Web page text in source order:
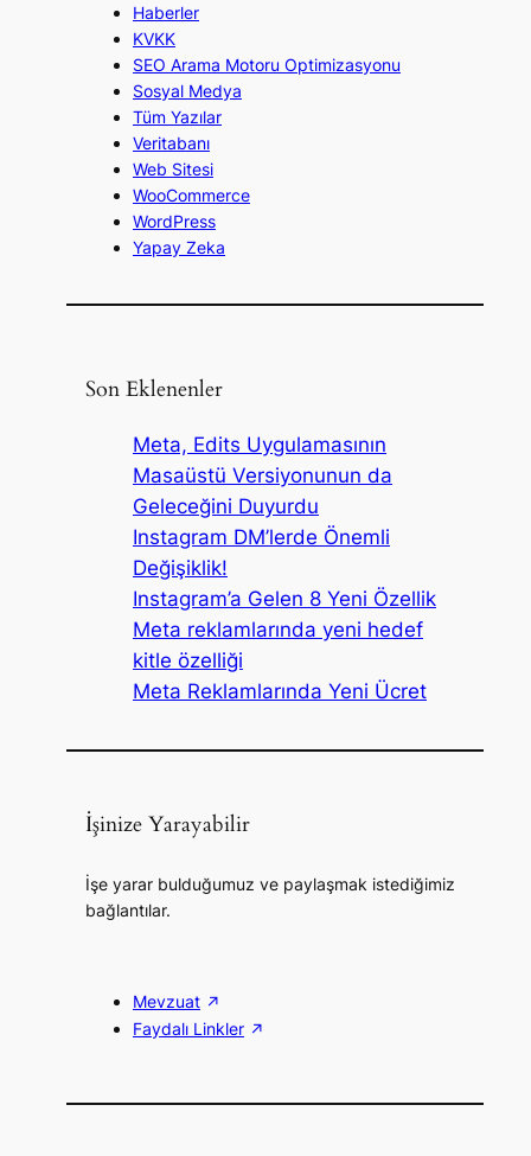
Haberler
KVKK
SEO Arama Motoru Optimizasyonu
Sosyal Medya
Tüm Yazılar
Veritabanı
Web Sitesi
WooCommerce
WordPress
Yapay Zeka
Son Eklenenler
Meta, Edits Uygulamasının
Masaüstü Versiyonunun da
Geleceğini Duyurdu
Instagram DM’lerde Önemli
Değişiklik!
Instagram’a Gelen 8 Yeni Özellik
Meta reklamlarında yeni hedef
kitle özelliği
Meta Reklamlarında Yeni Ücret
İşinize Yarayabilir
İşe yarar bulduğumuz ve paylaşmak istediğimiz
bağlantılar.
Mevzuat
Faydalı Linkler